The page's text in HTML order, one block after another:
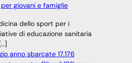
giovani e famiglie
dello sport per i
di educazione sanitaria
anno sbarcate 17.176